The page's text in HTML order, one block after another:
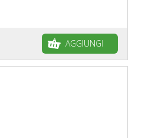
AGGIUNGI